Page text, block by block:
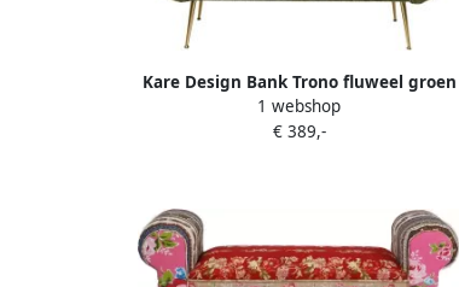
Kare Design Bank Trono fluweel groen
1 webshop
€ 389,-